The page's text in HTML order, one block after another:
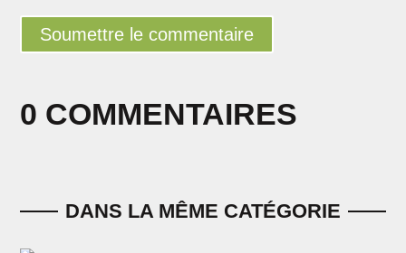
0 COMMENTAIRES
Soumettre le commentaire
DANS LA MÊME CATÉGORIE